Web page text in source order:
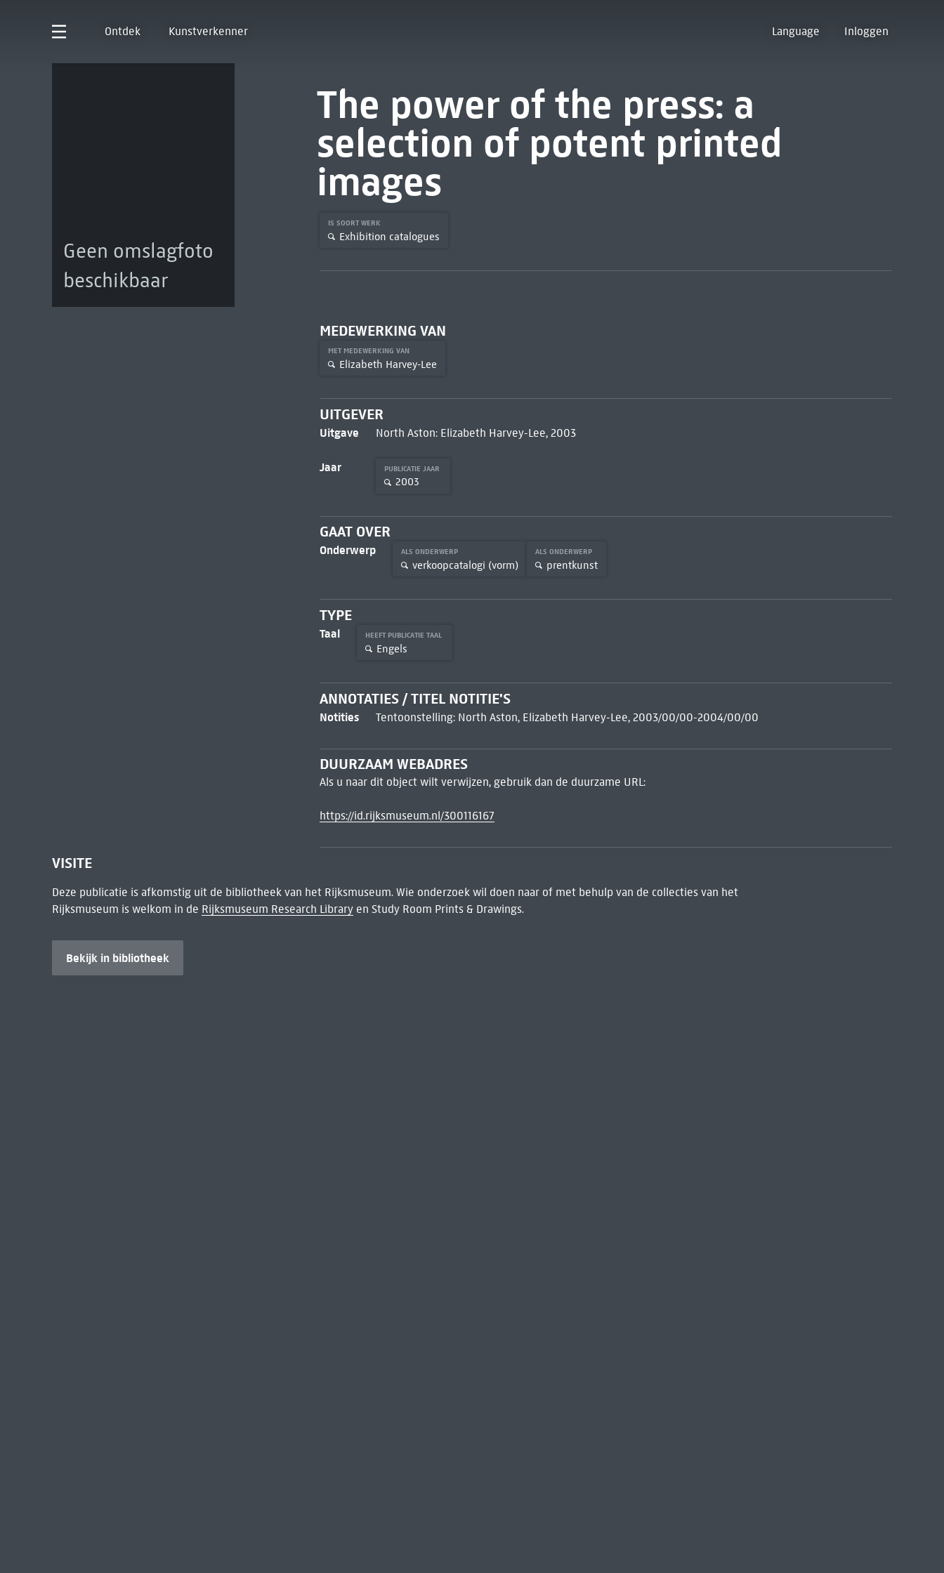
Ontdek Kunstverkenner Language Inloggen
Geen omslagfoto
beschikbaar
The power of the press: a
selection of potent printed
images
IS SOORT WERK
Exhibition catalogues
MEDEWERKING VAN
MET MEDEWERKING VAN
Elizabeth Harvey-Lee
UITGEVER
Uitgave North Aston: Elizabeth Harvey-Lee, 2003
Jaar PUBLICATIE JAAR
2003
GAAT OVER
Onderwerp ALS ONDERWERP
verkoopcatalogi (vorm)
ALS ONDERWERP
prentkunst
TYPE
Taal HEEFT PUBLICATIE TAAL
Engels
ANNOTATIES / TITEL NOTITIE'S
Notities Tentoonstelling: North Aston, Elizabeth Harvey-Lee, 2003/00/00-2004/00/00
DUURZAAM WEBADRES
Als u naar dit object wilt verwijzen, gebruik dan de duurzame URL:
https://id.rijksmuseum.nl/300116167
VISITE
Deze publicatie is afkomstig uit de bibliotheek van het Rijksmuseum. Wie onderzoek wil doen naar of met behulp van de collecties van het
Rijksmuseum is welkom in de Rijksmuseum Research Libraryen Study Room Prints & Drawings.
Bekijk in bibliotheek